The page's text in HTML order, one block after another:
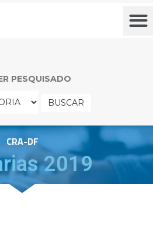
BUSCAR
CRA-DF
2019